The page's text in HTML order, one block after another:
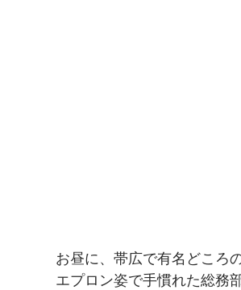
お昼に、帯広で有名どころ
エプロン姿で手慣れた総務